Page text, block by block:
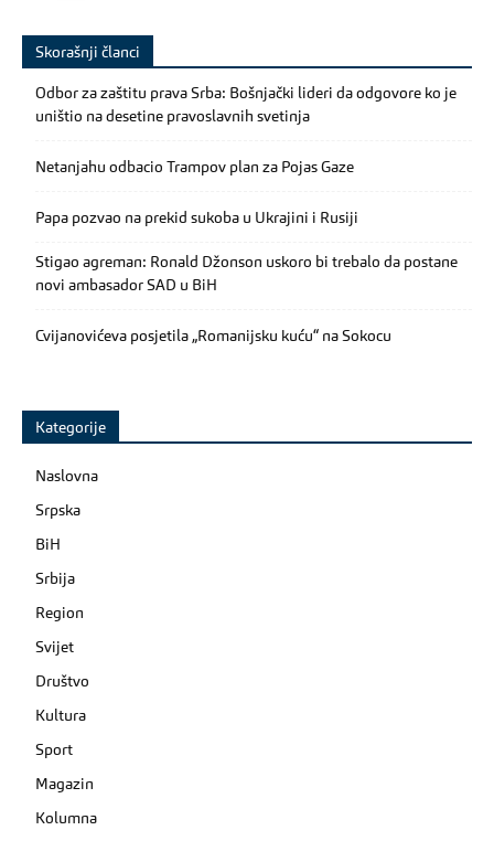
Skorašnji članci
Odbor za zaštitu prava Srba: Bošnjački lideri da odgovore ko je
uništio na desetine pravoslavnih svetinja
Netanjahu odbacio Trampov plan za Pojas Gaze
Papa pozvao na prekid sukoba u Ukrajini i Rusiji
Stigao agreman: Ronald Džonson uskoro bi trebalo da postane
novi ambasador SAD u BiH
Cvijanovićeva posjetila „Romanijsku kuću“ na Sokocu
Kategorije
Naslovna
Srpska
BiH
Srbija
Region
Svijet
Društvo
Kultura
Sport
Magazin
Kolumna